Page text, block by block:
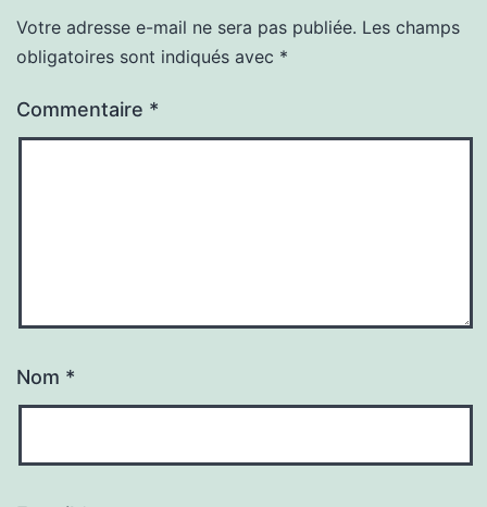
Votre adresse e-mail ne sera pas publiée. Les champs
obligatoires sont indiqués avec *
Commentaire *
Nom *